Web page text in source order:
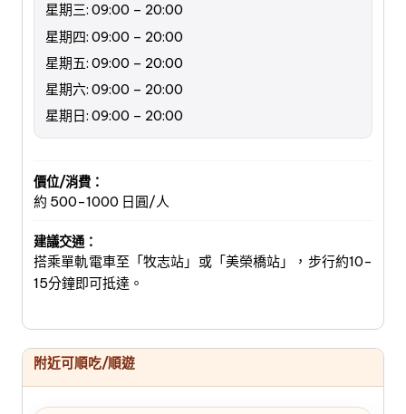
星期三: 09:00 – 20:00
星期四: 09:00 – 20:00
星期五: 09:00 – 20:00
星期六: 09:00 – 20:00
星期日: 09:00 – 20:00
價位/消費：
約 500-1000 日圓/人
建議交通：
搭乘單軌電車至「牧志站」或「美榮橋站」，步行約10-
15分鐘即可抵達。
附近可順吃/順遊